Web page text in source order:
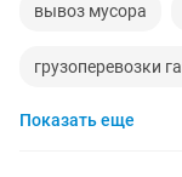
вывоз мусора
грузоперевозки
установка дверей
Показать еще